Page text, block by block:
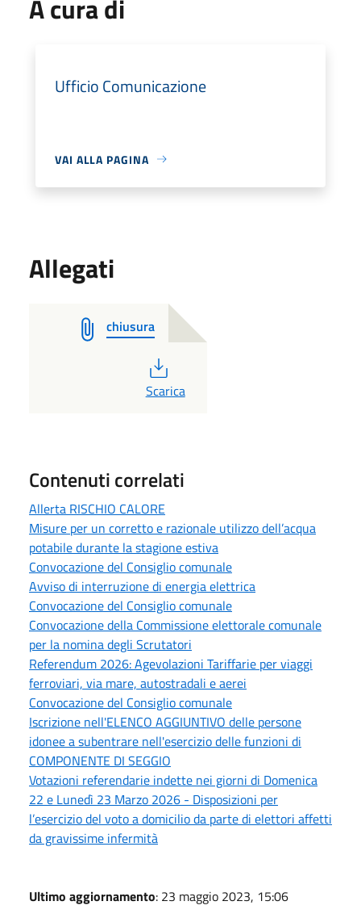
A cura di
Ufficio Comunicazione
VAI ALLA PAGINA
Allegati
chiusura
PDF
Scarica
Contenuti correlati
Allerta RISCHIO CALORE
Misure per un corretto e razionale utilizzo dell’acqua
potabile durante la stagione estiva
Convocazione del Consiglio comunale
Avviso di interruzione di energia elettrica
Convocazione del Consiglio comunale
Convocazione della Commissione elettorale comunale
per la nomina degli Scrutatori
Referendum 2026: Agevolazioni Tariffarie per viaggi
ferroviari, via mare, autostradali e aerei
Convocazione del Consiglio comunale
Iscrizione nell'ELENCO AGGIUNTIVO delle persone
idonee a subentrare nell'esercizio delle funzioni di
COMPONENTE DI SEGGIO
Votazioni referendarie indette nei giorni di Domenica
22 e Lunedì 23 Marzo 2026 - Disposizioni per
l’esercizio del voto a domicilio da parte di elettori affetti
da gravissime infermità
Ultimo aggiornamento: 23 maggio 2023, 15:06